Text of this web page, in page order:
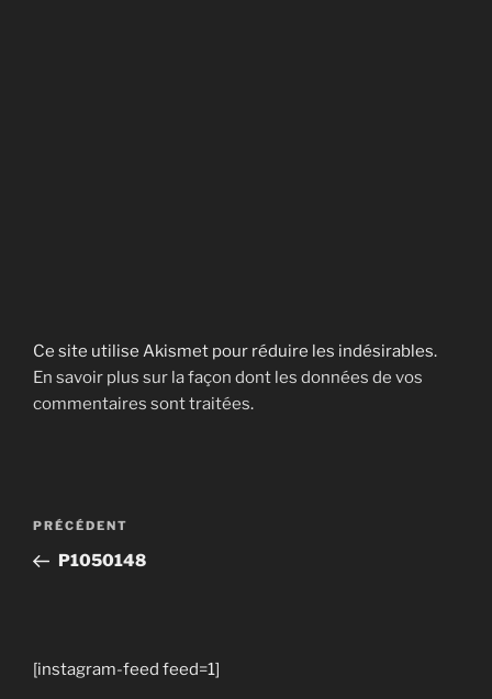
Ce site utilise Akismet pour réduire les indésirables.
En savoir plus sur la façon dont les données de vos
commentaires sont traitées.
Navigation
l’article
Article
précédent
PRÉCÉDENT
P1050148
[instagram-feed feed=1]